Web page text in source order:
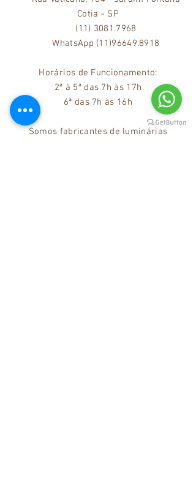
Cotia - SP
(11) 3081.7968
WhatsApp (11)96649.8918
Horários de Funcionamento:
2ª à 5ª das 7h às 17h
6ª das 7h às 16h
Somos fabricantes de luminárias